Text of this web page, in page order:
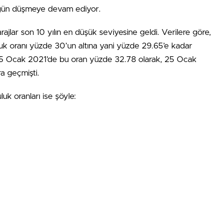
düşmeye devam ediyor.
son 10 yılın en düşük seviyesine geldi. Verilere göre,
oranı yüzde 30’un altına yani yüzde 29.65’e kadar
Ocak 2021’de bu oran yüzde 32.78 olarak, 25 Ocak
geçmişti.
oranları ise şöyle: